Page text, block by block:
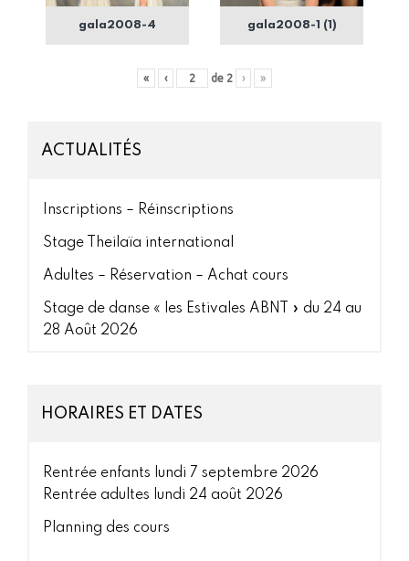
gala2008-4 gala2008-1 (1)
« ‹ de 2 › »
ACTUALITÉS
Inscriptions – Réinscriptions
Stage Theilaïa international
Adultes – Réservation – Achat cours
Stage de danse « les Estivales ABNT » du 24 au
28 Août 2026
HORAIRES ET DATES
Rentrée enfants lundi 7 septembre 2026
Rentrée adultes lundi 24 août 2026
Planning des cours